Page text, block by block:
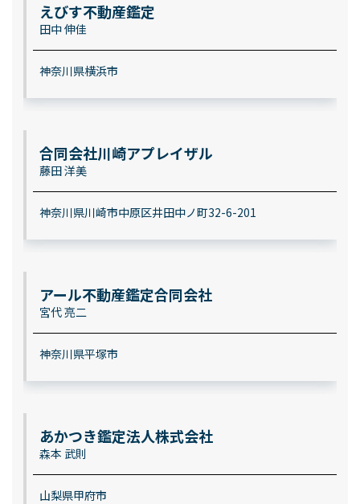
えびす不動産鑑定
田中 伸佳
神奈川県横浜市
合同会社川崎アプレイザル
藤田 洋美
神奈川県川崎市中原区井田中ノ町32-6-201
アール不動産鑑定合同会社
宮代 亮二
神奈川県平塚市
あかつき鑑定法人株式会社
森本 武則
山梨県甲府市